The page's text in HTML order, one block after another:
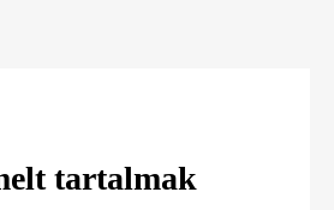
tartalmak